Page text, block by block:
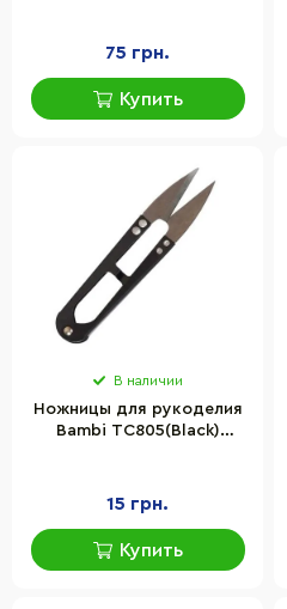
75 грн.
Купить
В наличии
Ножницы для рукоделия
Bambi ТС805(Black)
15 грн.
Купить